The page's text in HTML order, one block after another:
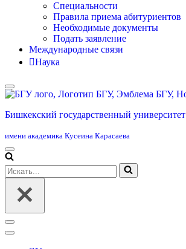
Специальности
Правила приема абитуриентов
Необходимые документы
Подать заявление
Международные связи
Наука
Бишкекский государственный университет
имени академика Кусеина Карасаева
Меню
навигации
Искать...
Меню
навигации